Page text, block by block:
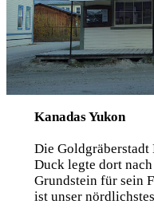
Kanadas Yukon
Die Goldgräberstadt
Duck legte dort
Grundstein für sein
ist unser